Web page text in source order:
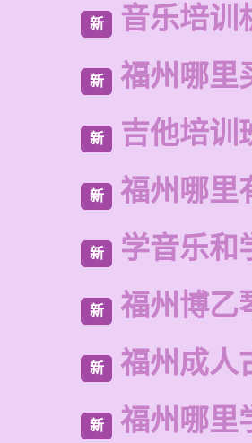
新 音乐培训
新 福州哪里
新 吉他培训
新 福州哪里
新 学音乐和
新 福州博乙
新 福州成人
新 福州哪里